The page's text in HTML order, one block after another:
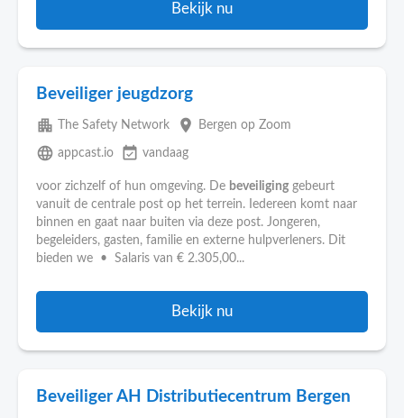
Bekijk nu
Beveiliger jeugdzorg
apartment The Safety Network place Bergen op Zoom
language appcast.io event_available vandaag
voor zichzelf of hun omgeving. De beveiliging gebeurt
vanuit de centrale post op het terrein. Iedereen komt naar
binnen en gaat naar buiten via deze post. Jongeren,
begeleiders, gasten, familie en externe hulpverleners. Dit
bieden we • Salaris van € 2.305,00...
Bekijk nu
Beveiliger AH Distributiecentrum Bergen